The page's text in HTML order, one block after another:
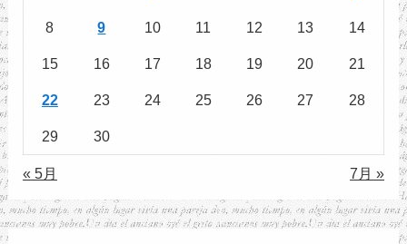
8 9 10 11 12 13 14
15 16 17 18 19 20 21
22 23 24 25 26 27 28
29 30
« 5月 7月 »